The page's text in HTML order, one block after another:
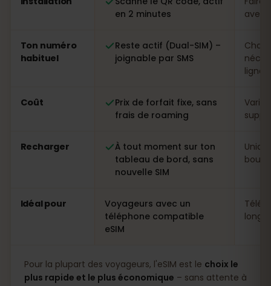
en 2 minutes
avec
Ton numéro
habituel
Reste actif (Dual-SIM) –
joignable par SMS
ligne
Coût
Prix de forfait fixe, sans
frais de roaming
Recharger
À tout moment sur ton
tableau de bord, sans
nouvelle SIM
Idéal pour
Voyageurs avec un
téléphone compatible
eSIM
longs
Pour la plupart des voyageurs, l'eSIM est le choix le
plus rapide et le plus économique – sans attente à